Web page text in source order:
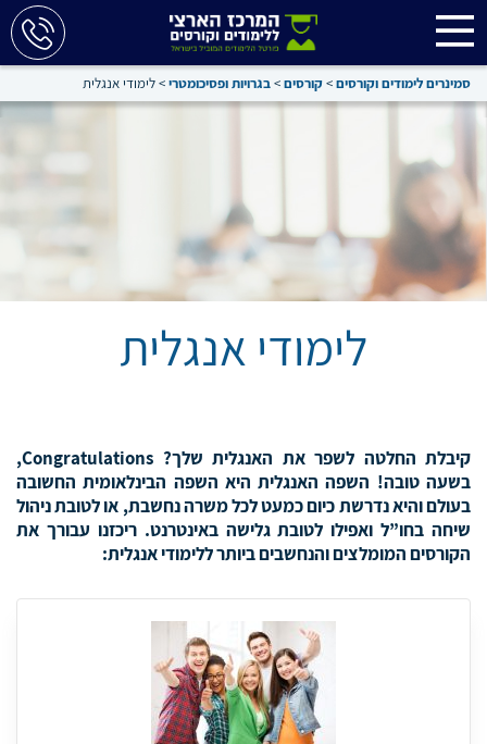
סמינרים לימודים וקורסים>קורסים>בגרויות ופסיכומטרי>לימודי אנגלית
לימודי אנגלית
קיבלת החלטה לשפר את האנגלית שלך? Congratulations,
בשעה טובה! השפה האנגלית היא השפה הבינלאומית החשובה
בעולם והיא נדרשת כיום כמעט לכל משרה נחשבת, או לטובת ניהול
שיחה בחו”ל ואפילו לטובת גלישה באינטרנט. ריכזנו עבורך את
הקורסים המומלצים והנחשבים ביותר ללימודי אנגלית: